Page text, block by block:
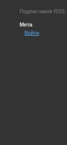
Подписчиков RSS:
Мета
Войти